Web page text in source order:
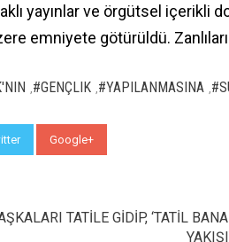
yayınlar ve örgütsel içerikli
emniyete götürüldü.
#GENÇLIK #YAPILANMASINA
Google+
TATİLE GİDİP, ‘TATİL